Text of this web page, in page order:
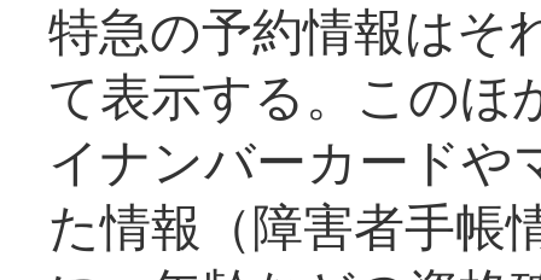
特急の予約情報はそ
て表示する。このほ
イナンバーカードや
た情報（障害者手帳